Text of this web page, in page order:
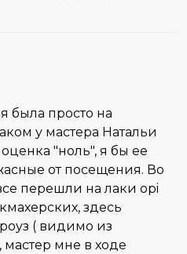
была просто на
у мастера Натальи
"ноль", я бы ее
от посещения. Во
перешли на лаки opi
здесь
( видимо из
мастер мне в ходе